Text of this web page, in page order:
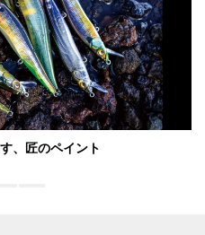
、匠のペイント